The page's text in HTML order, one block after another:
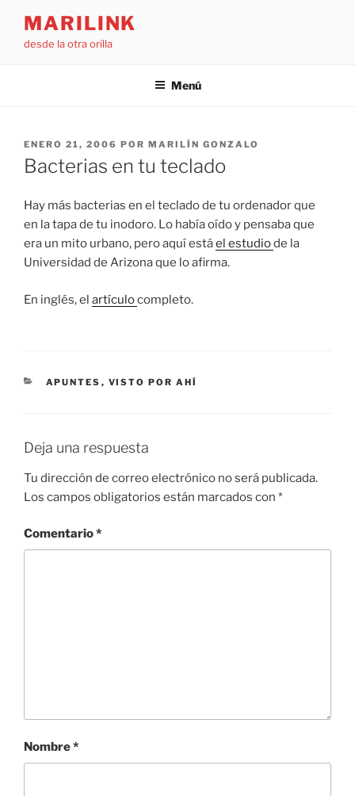
contenido
MARILINK
desde la otra orilla
Menú
PUBLICADO
EL
ENERO 21, 2006 POR MARILÍN GONZALO
Bacterias en tu teclado
Hay más bacterias en el teclado de tu ordenador que
en la tapa de tu inodoro. Lo había oído y pensaba que
era un mito urbano, pero aquí estáel estudiode la
Universidad de Arizona que lo afirma.
En inglés, el artículocompleto.
CATEGORÍAS
APUNTES , VISTO POR AHÍ
Deja una respuesta
Tu dirección de correo electrónico no será publicada.
Los campos obligatorios están marcados con *
Comentario*
Nombre*